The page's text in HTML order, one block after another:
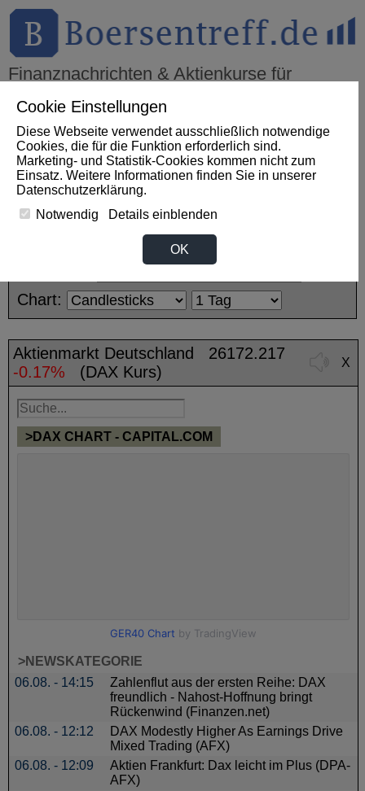
Cookie Einstellungen
Diese Webseite verwendet ausschließlich notwendige
Cookies, die für die Funktion erforderlich sind.
Marketing- und Statistik-Cookies kommen nicht zum
Einsatz. Weitere Informationen finden Sie in unserer
Datenschutzerklärung.
Notwendig
Details einblenden
OK
Finanznachrichten & Aktienkurse für
THEMEN HOT-STOCKS LOGIN
Impact News +++ MACOM Aktie steigt nach deutlichem
Gewinnplus und Margenausweitung (Investing.com DE)
MACOM Aktie +8,18%
Chart:
Aktienmarkt Deutschland
26172.217
-0.17% (DAX Kurs)
X
>DAX CHART - CAPITAL.COM
>NEWSKATEGORIE
06.08. - 14:15
Zahlenflut aus der ersten Reihe: DAX
freundlich - Nahost-Hoffnung bringt
Rückenwind (Finanzen.net)
06.08. - 12:12
DAX Modestly Higher As Earnings Drive
Mixed Trading (AFX)
06.08. - 12:09
Aktien Frankfurt: Dax leicht im Plus (DPA-
AFX)